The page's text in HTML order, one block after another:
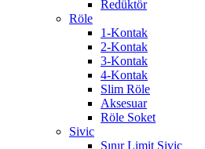
Redüktör
Röle
1-Kontak
2-Kontak
3-Kontak
4-Kontak
Slim Röle
Aksesuar
Röle Soket
Sivic
Sınır Limit Sivic